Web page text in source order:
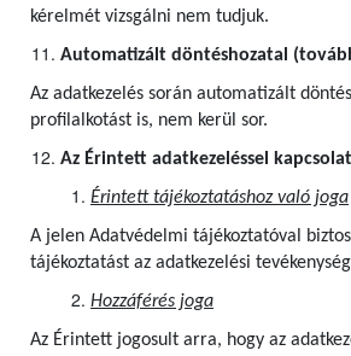
kérelmét vizsgálni nem tudjuk.
Automatizált döntéshozatal
Az adatkezelés során automatizált
profilalkotást is, nem kerül sor.
Az Érintett adatkezeléssel
Érintett tájékoztatáshoz való joga
A jelen Adatvédelmi tájékoztatóval
tájékoztatást az adatkezelési
Hozzáférés joga
Az Érintett jogosult arra, hogy az